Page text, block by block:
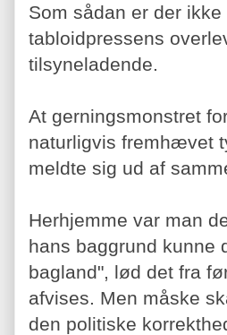
Som sådan er der
tabloidpressens
tilsyneladende.
At gerningsmonstret
naturligvis fremhævet
meldte sig ud af
Herhjemme var man
hans baggrund kunne
bagland", lød det fra
afvises. Men måske
den politiske